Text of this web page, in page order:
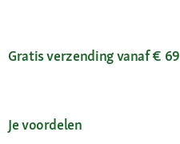
Gratis verzending vanaf € 69
Je voordelen